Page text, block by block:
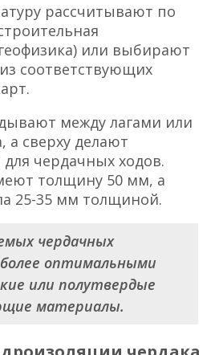
рассчитывают по
или выбирают
соответствующих
между лагами или
а сверху делают
чердачных ходов.
толщину 50 мм, а
25-35 мм толщиной.
чердачных
оптимальными
или полутвердые
материалы.